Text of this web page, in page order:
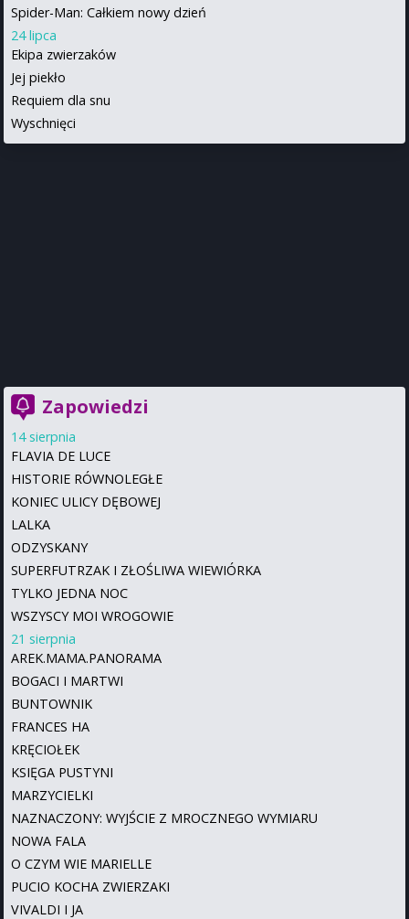
Spider-Man: Całkiem nowy dzień
24 lipca
Ekipa zwierzaków
Jej piekło
Requiem dla snu
Wyschnięci
Zapowiedzi
14 sierpnia
FLAVIA DE LUCE
HISTORIE RÓWNOLEGŁE
KONIEC ULICY DĘBOWEJ
LALKA
ODZYSKANY
SUPERFUTRZAK I ZŁOŚLIWA WIEWIÓRKA
TYLKO JEDNA NOC
WSZYSCY MOI WROGOWIE
21 sierpnia
AREK.MAMA.PANORAMA
BOGACI I MARTWI
BUNTOWNIK
FRANCES HA
KRĘCIOŁEK
KSIĘGA PUSTYNI
MARZYCIELKI
NAZNACZONY: WYJŚCIE Z MROCZNEGO WYMIARU
NOWA FALA
O CZYM WIE MARIELLE
PUCIO KOCHA ZWIERZAKI
VIVALDI I JA